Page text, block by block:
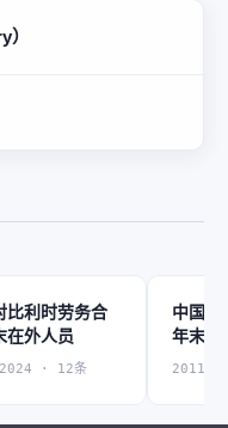
比利时劳务合
在外人员
· 12条
中国对
年末在
2011-